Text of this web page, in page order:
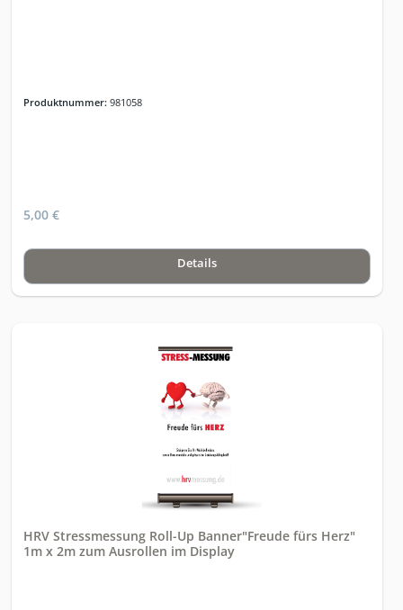
Produktnummer: 981058
5,00 €
Details
HRV Stressmessung Roll-Up Banner"Freude fürs Herz"
1m x 2m zum Ausrollen im Display